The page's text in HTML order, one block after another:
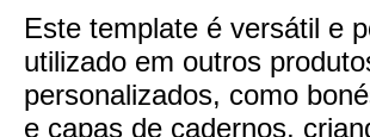
Este template é versátil e
utilizado em outros
personalizados, como
e capas de cadernos,